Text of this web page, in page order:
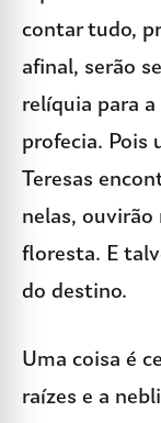
contar tudo,
afinal, serão
relíquia para
profecia. Pois
Teresas
nelas, ouvirão
floresta. E
do destino.
Uma coisa é
raízes e a